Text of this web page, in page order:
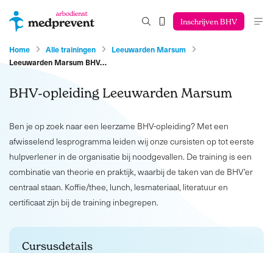
Inschrijven BHV
Home Alle trainingen
Leeuwarden Marsum
Leeuwarden Marsum BHV…
BHV-opleiding Leeuwarden Marsum
Ben je op zoek naar een leerzame BHV-opleiding? Met een
afwisselend lesprogramma leiden wij onze cursisten op tot eerste
hulpverlener in de organisatie bij noodgevallen. De training is een
combinatie van theorie en praktijk, waarbij de taken van de BHV’er
centraal staan. Koffie/thee, lunch, lesmateriaal, literatuur en
certificaat zijn bij de training inbegrepen.
Cursusdetails